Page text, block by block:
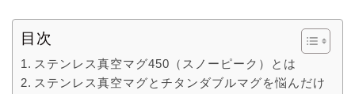
目次
ステンレス真空マグ450（スノーピーク）とは
ステンレス真空マグとチタンダブルマグを悩んだけ